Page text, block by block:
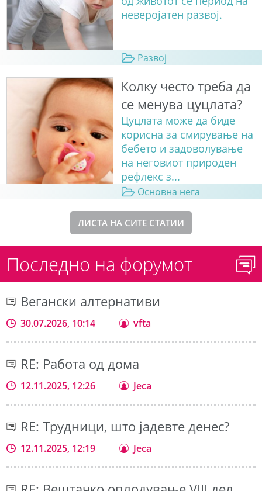
неверојатен развој.
Развој
Колку често треба да
се менува цуцлата?
Цуцлата може да биде
корисна за смирување на
бебето и задоволување
на неговиот природен
рефлекс з...
Основна нега
ЛИСТА НА СИТЕ СТАТИИ
Последно на форумот
Вегански алтернативи
30.07.2026, 10:14 vfta
RE: Работа од дома
12.11.2025, 12:26 Jeca
RE: Трудници, што јадевте денес?
12.11.2025, 12:19 Jeca